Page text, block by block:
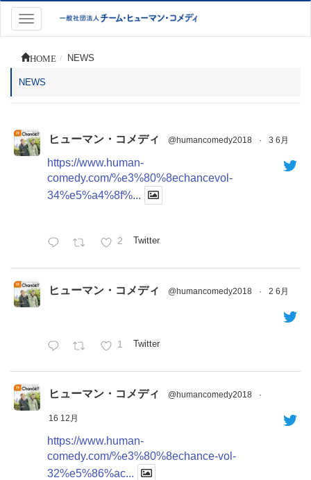
Toggle
navigation
HOME NEWS
NEWS
ヒューマン・コメディ @humancomedy2018 · 3 6月
https://www.human-
comedy.com/%e3%80%8echancevol-
34%e5%a4%8f%...
2 Twitter
ヒューマン・コメディ @humancomedy2018 · 2 6月
1 Twitter
ヒューマン・コメディ @humancomedy2018 ·
16 12月
https://www.human-
comedy.com/%e3%80%8echance-vol-
32%e5%86%ac...